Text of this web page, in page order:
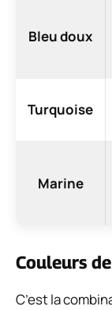
Bleu doux
Turquoise
Marine
Couleurs
C’est la